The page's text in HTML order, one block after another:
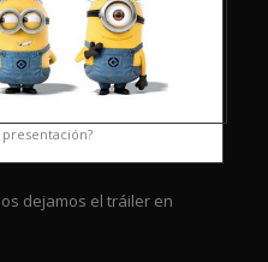
presentación?
dejamos el tráiler en